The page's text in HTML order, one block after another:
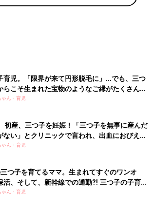
育児。「限界が来て円形脱毛に」…でも、三つ
らこそ生まれた宝物のようなご縁がたくさん！
談】
ゃん・育児
初産、三つ子を妊娠！「三つ子を無事に産んだ
ない」とクリニックで言われ、出血におびえる
桑子英里アナ・インタビュー】
ゃん・育児
つ子を育てるママ。生まれてすぐのワンオ
活、そして、新幹線での通勤⁈ 三つ子の子育て
ル【多胎育児体験談】
ゃん・育児